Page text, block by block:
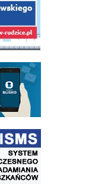
Gmina Wieliczka w aplikacji Blisko
ostrzegania mieszkańców SISMS